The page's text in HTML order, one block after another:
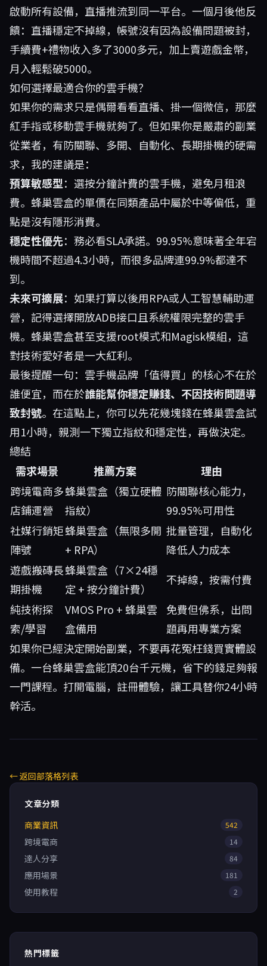
啟動所有設備，直播推流到同一平台。一個月後他反
饋：直播穩定不掉線，帳號沒有因為設備問題被封，
手續費+禮物收入多了3000多元，加上賣遊戲金幣，
月入輕鬆破5000。
如何選擇最適合你的雲手機？
如果你的需求只是偶爾看看直播、掛一個微信，那麼
紅手指或移動雲手機就夠了。但如果你是嚴肅的副業
從業者，有防關聯、多開、自動化、長期掛機的硬需
求，我的建議是：
預算敏感型：選按分鐘計費的雲手機，避免月租浪
費。蜂巢雲盒的單價在同類產品中屬於中等偏低，重
點是沒有隱形消費。
穩定性優先：務必看SLA承諾。99.95%意味著全年宕
機時間不超過4.3小時，而很多品牌連99.9%都達不
到。
未來可擴展：如果打算以後用RPA或人工智慧輔助運
營，記得選擇開放ADB接口且系統權限完整的雲手
機。蜂巢雲盒甚至支援root模式和Magisk模組，這
對技術愛好者是一大紅利。
最後提醒一句：雲手機品牌「值得買」的核心不在於
誰便宜，而在於誰能幫你穩定賺錢、不因技術問題導
致封號。在這點上，你可以先花幾塊錢在蜂巢雲盒試
用1小時，親測一下獨立指紋和穩定性，再做決定。
總結
需求場景
推薦方案
理由
跨境電商多
店鋪運營
蜂巢雲盒（獨立硬體
指紋）
防關聯核心能力，
99.95%可用性
社媒行銷矩
陣號
蜂巢雲盒（無限多開
+ RPA）
批量管理，自動化
降低人力成本
遊戲搬磚長
期掛機
蜂巢雲盒（7×24穩
定 + 按分鐘計費）
不掉線，按需付費
純技術探
索/學習
VMOS Pro + 蜂巢雲
盒備用
免費但佛系，出問
題再用專業方案
如果你已經決定開始副業，不要再花冤枉錢買實體設
備。一台蜂巢雲盒能頂20台千元機，省下的錢足夠報
一門課程。打開電腦，註冊體驗，讓工具替你24小時
幹活。
← 返回部落格列表
文章分類
商業資訊
542
跨境電商 14
達人分享 84
應用場景 181
使用教程 2
熱門標籤